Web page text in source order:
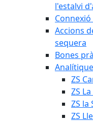
l'estalvi
Connexió
Accions
sequera
Bones
ZS
ZS
ZS la
ZS